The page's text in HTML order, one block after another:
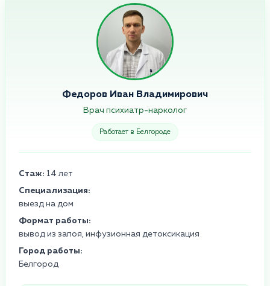
Федоров Иван Владимирович
Врач психиатр-нарколог
Работает в Белгороде
Стаж: 14 лет
Специализация:
выезд на дом
Формат работы:
вывод из запоя, инфузионная детоксикация
Город работы:
Белгород